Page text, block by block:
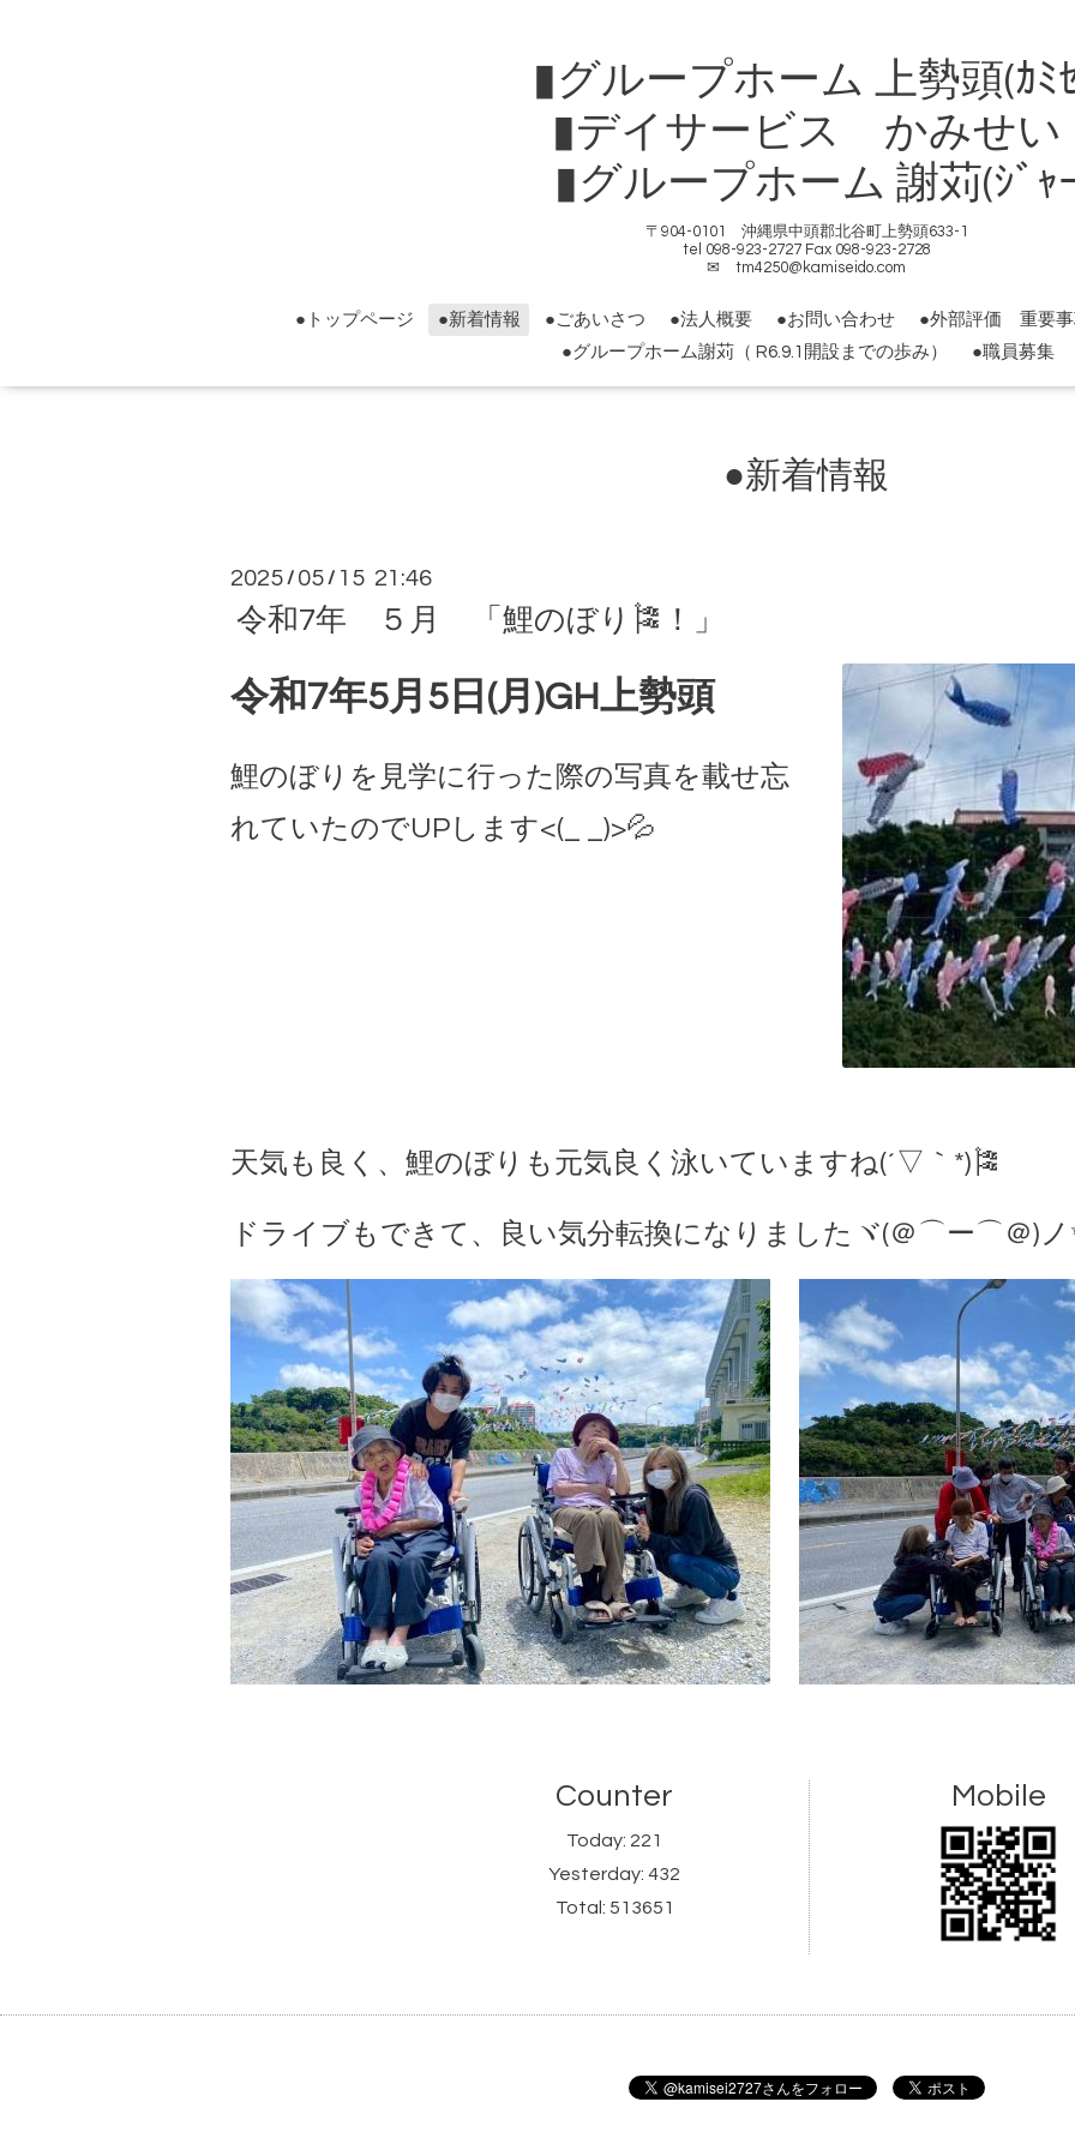
▮グループホーム 上勢頭(ｶ
▮デイサービス かみせい
▮グループホーム 謝苅(ｼﾞｬｰ
〒904-0101 沖縄県中頭郡北谷町上勢頭633-1
tel 098-923-2727 Fax 098-923-2728
✉ tm4250@kamiseido.com
●トップページ ●新着情報 ●ごあいさつ ●法人概要 ●お問い合わせ
●外部評価 重要事
●グループホーム謝苅（ R6.9.1開設までの歩み）
●職員募集
●新着情報
2025 / 05 / 15 21:46
令和7年 ５月 「鯉のぼり🎏！」
令和7年5月5日(月)GH上勢頭
鯉のぼりを見学に行った際の写真を載せ忘
れていたのでUPします<(_ _)>💦
天気も良く、鯉のぼりも元気良く泳いていますね(´▽｀*)🎏
ドライブもできて、良い気分転換になりましたヾ(＠⌒ー⌒＠)ノ
Counter
Today: 221
Yesterday:432
Total: 513651
Mobile